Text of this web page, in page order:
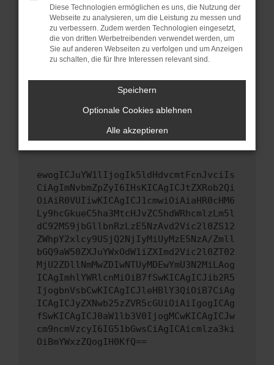
sind.
Veraltete Software birgt nicht nur ein
Sicherheitsrisiko, sondern kann auch dazu
führen, dass bestimmte Funktionen nicht mehr
unterstützt werden.
Wende dich an den Webseitenbetreiber.
Wenn du alle oben genannten Schritte versucht
hast, kontaktiere uns bitte. Wir werden
versuchen, das Problem zu beheben. Du kannst
uns diesen Text schicken, um uns bei der
ewogICJuYW1lIjogIk5ldHdvcmtFcnJvciIs
CiAgImNvbmZpZyI6IHsKICAgICJtZXRob2Qi
OiAiR0VUIiwKICAgICJ1cmwiOiAiaHR0cHM6
Ly9hcGkueC5ha3MtcHJvZC5hdWRhcmlzLm5l
dC92MS9jbGllbnRzLzE5NzAvd2Vic2l0ZS12
ZWhpY2xlcy9USjQ2NjIyMiUyMzE5NzA/Zmll
bGQ9aW50ZXJuYWxOdW1iZXImd2Vic2l0ZT02
MjU2ZDllNmMwZDIwNTUyMDEwYmU3N2MiLAog
ICAgImhlYWRlcnMiOiB7fSwKICAgICJib2R5
IjogbnVsbCwKICAgICJleHBlY3QiOiB7CiAg
ICAgICJyZXNwb25zZVR5cGUiOiAiIgogICAg
fSwKICAgICJ0aW1lb3V0IjogMCwKICAgICJw
cm9ncmVzcyI6IG51bGwsCiAgICAicmlza3ki
OiBmYWxzZQogIH0KfQ==
Diese Technologien ermöglichen es uns, die Nutzung der
Webseite zu analysieren, um die Leistung zu messen und
zu verbessern. Zudem werden Technologien eingesetzt,
die von dritten Werbetreibenden verwendet werden, um
Sie auf anderen Webseiten zu verfolgen und um Anzeigen
zu schalten, die für Ihre Interessen relevant sind.
Speichern
Optionale Cookies ablehnen
Alle akzeptieren